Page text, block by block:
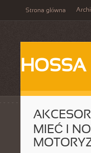
Strona główna
HOSSA
MIEĆ I